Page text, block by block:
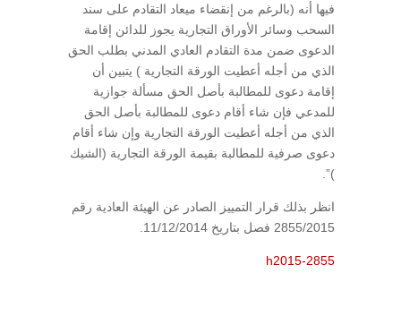
فيها أنه (بالرغم من إنقضاء ميعاد التقادم على سند
السحب وسائر الأوراق التجارية يجوز للدائن إقامة
الدعوى ضمن مدة التقادم العادي المدني بطلب الحق
الذي من أجله أعطيت الورقة التجارية ) يتبين أن
إقامة دعوى للمطالبة بأصل الحق مسألة جوازية
للمدعي فإن شاء أقام دعوى للمطالبة بأصل الحق
الذي من أجله أعطيت الورقة التجارية وإن شاء أقام
دعوى صرفية للمطالبة بقيمة الورقة التجارية (الشيك
)”.
انظر بذلك قرار التمييز الصادر عن الهيئة العادية رقم
2855/2015 فصل بتاريخ 11/12/2014.
h2015-2855